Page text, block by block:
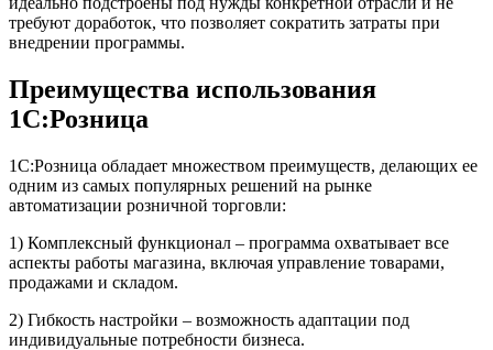
требуют доработок, что позволяет сократить затраты при
внедрении программы.
Преимущества использования
1С:Розница
1С:Розница обладает множеством преимуществ, делающих ее
одним из самых популярных решений на рынке
автоматизации розничной торговли:
1) Комплексный функционал – программа охватывает все
аспекты работы магазина, включая управление товарами,
продажами и складом.
2) Гибкость настройки – возможность адаптации под
индивидуальные потребности бизнеса.